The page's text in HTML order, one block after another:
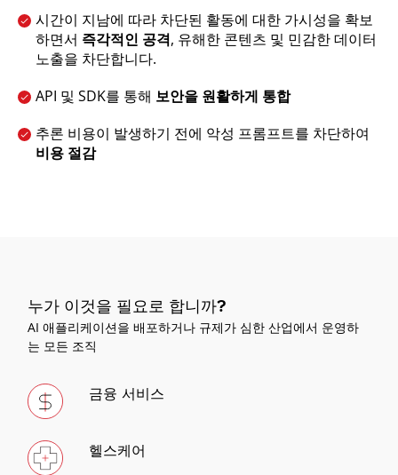
시간이 지남에 따라 차단된 활동에 대한 가시성을 확보
하면서 즉각적인 공격, 유해한 콘텐츠 및 민감한 데이터
노출을 차단합니다.
API 및 SDK를 통해 보안을 원활하게 통합
추론 비용이 발생하기 전에 악성 프롬프트를 차단하여
비용 절감
누가 이것을 필요로 합니까?
AI 애플리케이션을 배포하거나 규제가 심한 산업에서 운영하
는 모든 조직
금융 서비스
헬스케어